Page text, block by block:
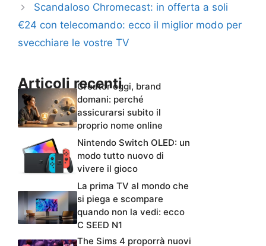
Scandaloso Chromecast: in offerta a soli
€24 con telecomando: ecco il miglior modo per
svecchiare le vostre TV
Articoli recenti
Creator oggi, brand
domani: perché
assicurarsi subito il
proprio nome online
Nintendo Switch OLED: un
modo tutto nuovo di
vivere il gioco
La prima TV al mondo che
si piega e scompare
quando non la vedi: ecco
C SEED N1
The Sims 4 proporrà nuovi